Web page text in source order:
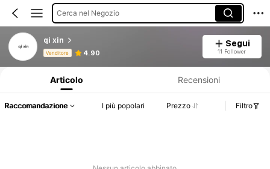
Cerca nel Negozio
qi xin
Venditore 4.90
Segui
11 Follower
Articolo Recensioni
Raccomandazione I più popolari Prezzo Filtro